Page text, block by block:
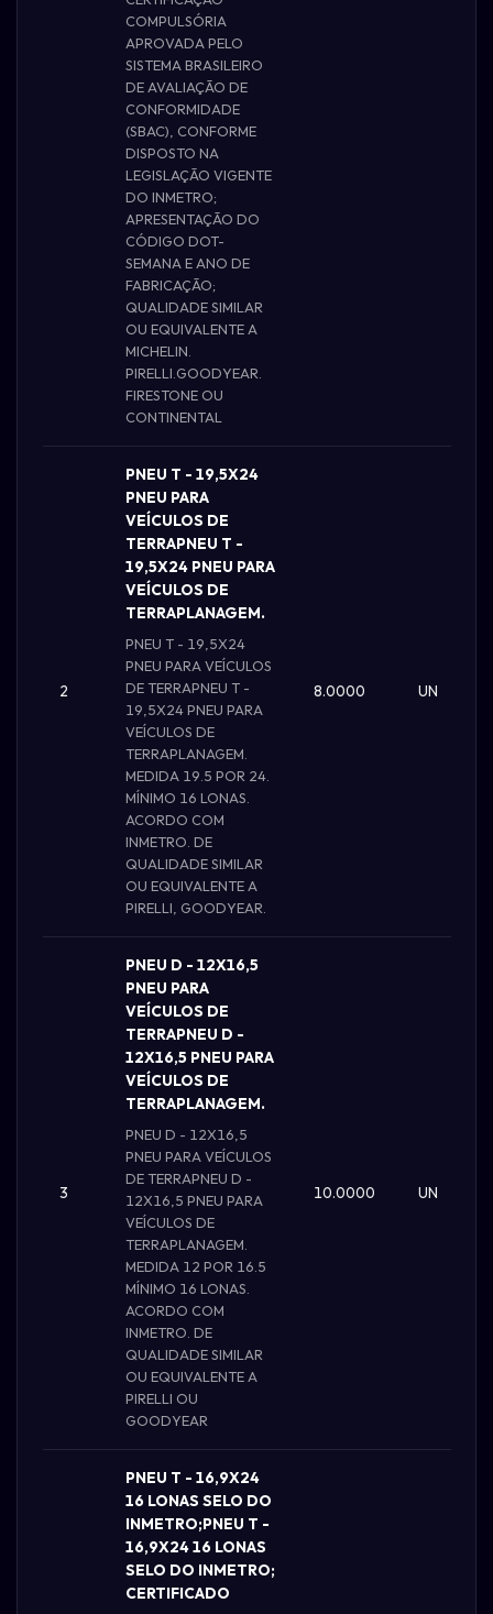
COMPULSÓRIA
APROVADA PELO
SISTEMA BRASILEIRO
DE AVALIAÇÃO DE
CONFORMIDADE
(SBAC), CONFORME
DISPOSTO NA
LEGISLAÇÃO VIGENTE
DO INMETRO;
APRESENTAÇÃO DO
CÓDIGO DOT-
SEMANA E ANO DE
FABRICAÇÃO;
QUALIDADE SIMILAR
OU EQUIVALENTE A
MICHELIN.
PIRELLI.GOODYEAR.
FIRESTONE OU
CONTINENTAL
2
PNEU T - 19,5X24
PNEU PARA
VEÍCULOS DE
TERRAPNEU T -
19,5X24 PNEU PARA
VEÍCULOS DE
TERRAPLANAGEM.
PNEU T - 19,5X24
PNEU PARA VEÍCULOS
DE TERRAPNEU T -
19,5X24 PNEU PARA
VEÍCULOS DE
TERRAPLANAGEM.
MEDIDA 19.5 POR 24.
MÍNIMO 16 LONAS.
ACORDO COM
INMETRO. DE
QUALIDADE SIMILAR
OU EQUIVALENTE A
PIRELLI, GOODYEAR.
8.0000 UN
3
PNEU D - 12X16,5
PNEU PARA
VEÍCULOS DE
TERRAPNEU D -
12X16,5 PNEU PARA
VEÍCULOS DE
TERRAPLANAGEM.
PNEU D - 12X16,5
PNEU PARA VEÍCULOS
DE TERRAPNEU D -
12X16,5 PNEU PARA
VEÍCULOS DE
TERRAPLANAGEM.
MEDIDA 12 POR 16.5
MÍNIMO 16 LONAS.
ACORDO COM
INMETRO. DE
QUALIDADE SIMILAR
OU EQUIVALENTE A
PIRELLI OU
GOODYEAR
10.0000 UN
PNEU T - 16,9X24
16 LONAS SELO DO
INMETRO;PNEU T -
16,9X24 16 LONAS
SELO DO INMETRO;
CERTIFICADO